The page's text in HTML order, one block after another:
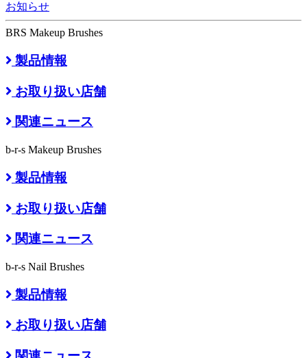
お知らせ
BRS Makeup Brushes
製品情報
お取り扱い店舗
関連ニュース
b-r-s Makeup Brushes
製品情報
お取り扱い店舗
関連ニュース
b-r-s Nail Brushes
製品情報
お取り扱い店舗